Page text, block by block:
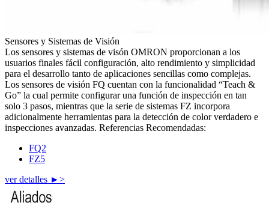
Sensores y Sistemas de Visión
Los sensores y sistemas de visón OMRON proporcionan a los
usuarios finales fácil configuración, alto rendimiento y simplicidad
para el desarrollo tanto de aplicaciones sencillas como complejas.
Los sensores de visión FQ cuentan con la funcionalidad “Teach &
Go” la cual permite configurar una función de inspección en tan
solo 3 pasos, mientras que la serie de sistemas FZ incorpora
adicionalmente herramientas para la detección de color verdadero e
inspecciones avanzadas. Referencias Recomendadas:
FQ2
FZ5
ver detalles ►>